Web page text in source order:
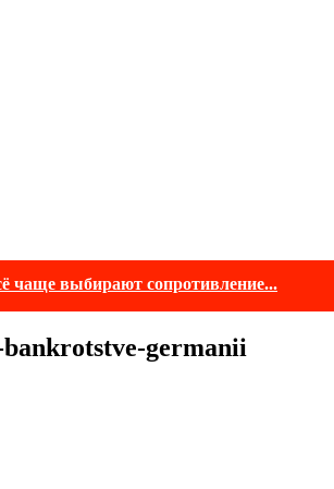
чаще выбирают сопротивление...
germanii